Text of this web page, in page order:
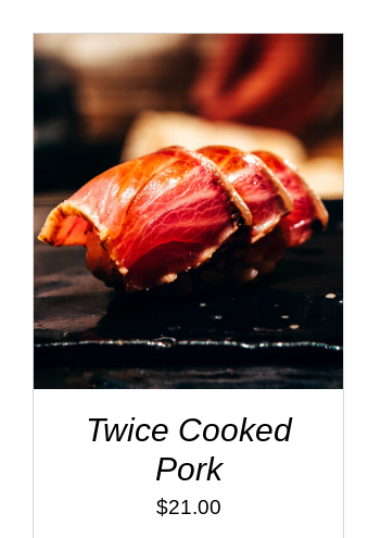
ADD TO CART / DÉTAILS
Twice Cooked
Pork
$21.00